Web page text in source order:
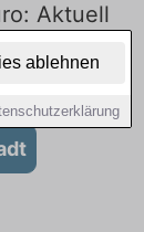
ablehnen
Aktuell